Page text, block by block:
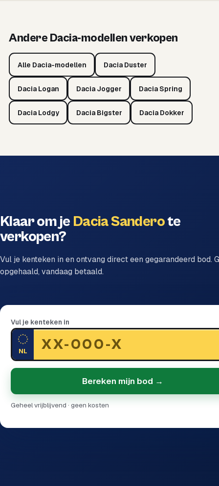
Andere Dacia-modellen verkopen
Alle Dacia-modellen Dacia Duster
Dacia Logan Dacia Jogger Dacia Spring
Dacia Lodgy Dacia Bigster Dacia Dokker
Klaar om je Dacia Sanderote
verkopen?
Vul je kenteken in en ontvang direct een gegarandeerd bod.
opgehaald, vandaag betaald.
Vul je kenteken in
NL
Bereken mijn bod →
Geheel vrijblijvend · geen kosten